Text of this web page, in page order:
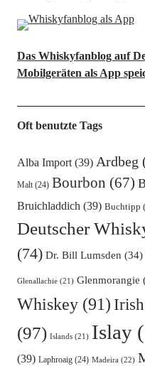
Das Whiskyfanblog auf
Mobilgeräten als App
Oft benutzte Tags
Alba Import(39) Ardbeg
Malt(24) Bourbon (67)
Bruichladdich(39) Buchtipp
Deutscher
(74) Dr. Bill Lumsden (34)
Glenallachie(21) Glenmorangie
Whiskey(91)
(97) Islands(21) Islay
(39) Laphroaig(24) Madeira(22)